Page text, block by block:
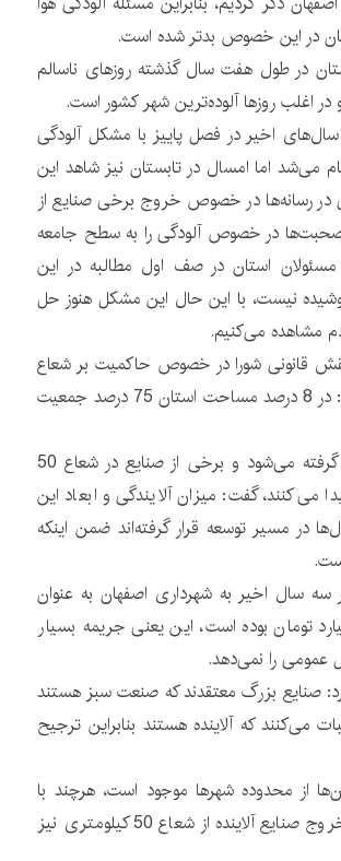
در این خصوص بدتر شده است.
در طول هفت سال گذشته روزهای ناسالم
اغلب روزها آلوده‌ترین شهر کشور است.
اخیر در فصل پاییز با مشکل آلودگی
می‌شد اما امسال در تابستان نیز شاهد این
رسانه‌ها در خصوص خروج برخی صنایع از
در خصوص آلودگی را به سطح جامعه
استان در صف اول مطالبه در این
نیست، با این حال این مشکل هنوز حل
مشاهده می‌کنیم.
قانونی شورا در خصوص حاکمیت بر شعاع
50 کیلومتری فعالیت صنایع آلاینده اظهار کرد: در 8 درصد مساحت استان 75 درصد جمعیت
نورصالحی با بیان اینکه سال 1359 مجوزی گرفته می‌شود و برخی از صنایع در شعاع 50
گفت: میزان آلایندگی و ابعاد این
در مسیر توسعه قرار گرفته‌اند ضمن اینکه
سال اخیر به شهرداری اصفهان به عنوان
کلانشهر کشور داده شده، 210 میلیارد تومان بوده است، این یعنی جریمه‌ بسیار
عمومی را نمی‌دهد.
صنایع بزرگ معتقدند که صنعت سبز هستند
می‌کنند که آلاینده هستند بنابراین ترجیح
از محدوده شهرها موجود است، هرچند با
کندی در حال اجراست اما معتقدیم قانون خروج صنایع آلاینده از شعاع 50 کیلومتری نیز